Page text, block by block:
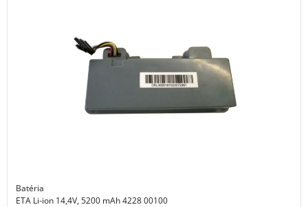
Batéria
ETA Li-ion 14,4V, 5200 mAh 4228 00100